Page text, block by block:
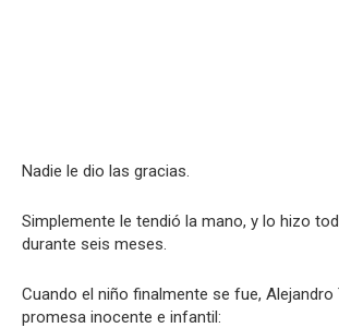
Nadie le dio las gracias.
Simplemente le tendió la mano, y lo hizo
durante seis meses.
Cuando el niño finalmente se fue,
promesa inocente e infantil: